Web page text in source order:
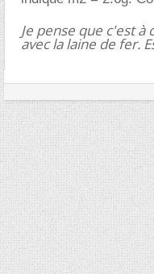
Je pense que c'est à
avec la laine de fer.